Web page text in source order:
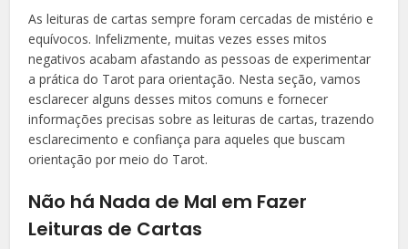
As leituras de cartas sempre foram cercadas de mistério e
equívocos. Infelizmente, muitas vezes esses mitos
negativos acabam afastando as pessoas de experimentar
a prática do Tarot para orientação. Nesta seção, vamos
esclarecer alguns desses mitos comuns e fornecer
informações precisas sobre as leituras de cartas, trazendo
esclarecimento e confiança para aqueles que buscam
orientação por meio do Tarot.
Não há Nada de Mal em Fazer
Leituras de Cartas